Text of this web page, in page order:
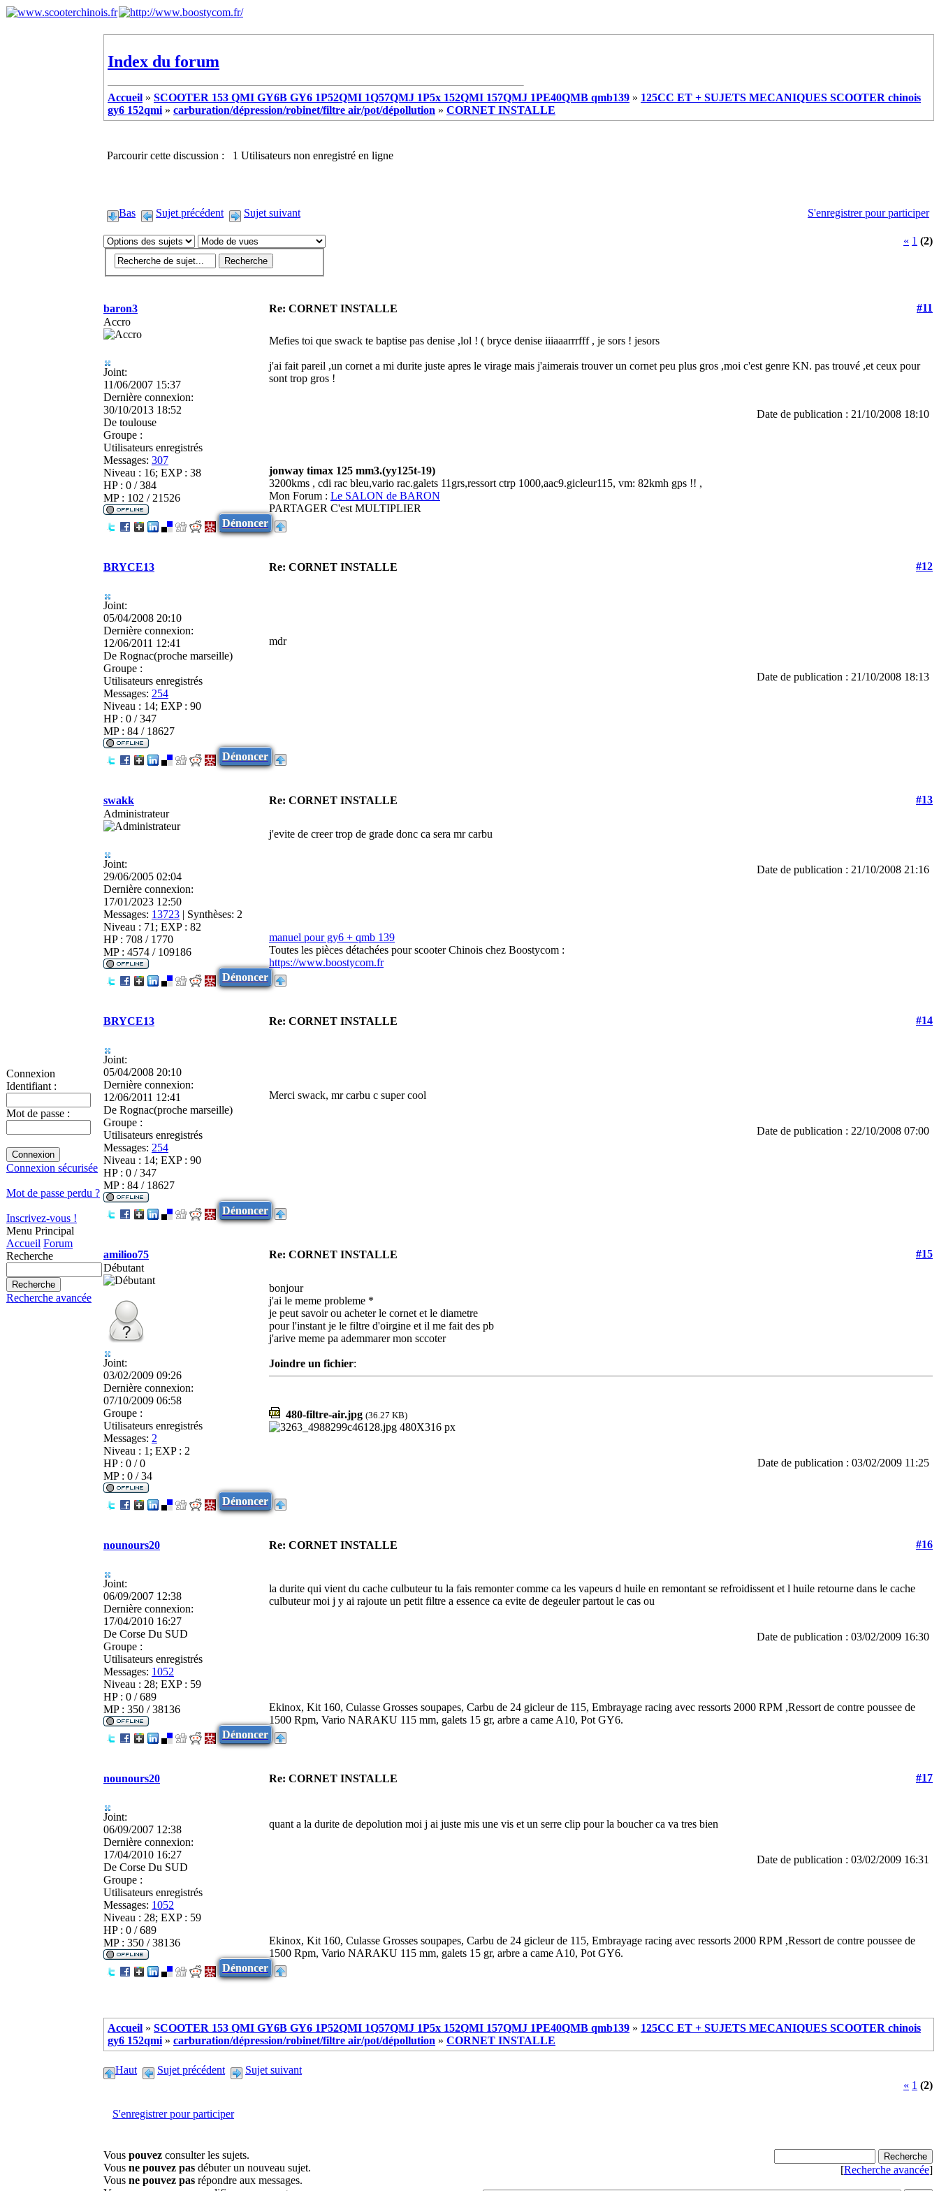
Connexion
Identifiant :
Mot de passe :
Connexion sécurisée
Mot de passe perdu ?
Inscrivez-vous !
Menu Principal
Accueil Forum
Recherche
Recherche avancée
Index du forum
Accueil » SCOOTER 153 QMI GY6B GY6 1P52QMI 1Q57QMJ 1P5x 152QMI 157QMJ 1PE40QMB qmb139 » 125CC ET + SUJETS MECANIQUES SCOOTER chinois
gy6 152qmi » carburation/dépression/robinet/filtre air/pot/dépollution » CORNET INSTALLE
Parcourir cette discussion : 1 Utilisateurs non enregistré en ligne
Bas Sujet précédent Sujet suivant S'enregistrer pour participer
« 1 (2)
baron3 Re: CORNET INSTALLE
#11
Accro
Joint:
11/06/2007 15:37
Dernière connexion:
30/10/2013 18:52
De toulouse
Groupe :
Utilisateurs enregistrés
Messages: 307
Niveau : 16; EXP : 38
HP : 0 / 384
MP : 102 / 21526
Mefies toi que swack te baptise pas denise ,lol ! ( bryce denise iiiaaarrrfff , je sors ! jesors
j'ai fait pareil ,un cornet a mi durite juste apres le virage mais j'aimerais trouver un cornet peu plus gros ,moi c'est genre KN. pas trouvé ,et ceux pour
sont trop gros !
Date de publication : 21/10/2008 18:10
jonway timax 125 mm3.(yy125t-19)
3200kms , cdi rac bleu,vario rac.galets 11grs,ressort ctrp 1000,aac9.gicleur115, vm: 82kmh gps !! ,
Mon Forum : Le SALON de BARON
PARTAGER C'est MULTIPLIER
Dénoncer
BRYCE13 Re: CORNET INSTALLE #12
Joint:
05/04/2008 20:10
Dernière connexion:
12/06/2011 12:41
De Rognac(proche marseille)
Groupe :
Utilisateurs enregistrés
Messages: 254
Niveau : 14; EXP : 90
HP : 0 / 347
MP : 84 / 18627
mdr
Date de publication : 21/10/2008 18:13
Dénoncer
swakk Re: CORNET INSTALLE
#13
Administrateur
Joint:
29/06/2005 02:04
Dernière connexion:
17/01/2023 12:50
Messages: 13723 | Synthèses: 2
Niveau : 71; EXP : 82
HP : 708 / 1770
MP : 4574 / 109186
j'evite de creer trop de grade donc ca sera mr carbu
Date de publication : 21/10/2008 21:16
manuel pour gy6 + qmb 139
Toutes les pièces détachées pour scooter Chinois chez Boostycom :
https://www.boostycom.fr
Dénoncer
BRYCE13 Re: CORNET INSTALLE #14
Joint:
05/04/2008 20:10
Dernière connexion:
12/06/2011 12:41
De Rognac(proche marseille)
Groupe :
Utilisateurs enregistrés
Messages: 254
Niveau : 14; EXP : 90
HP : 0 / 347
MP : 84 / 18627
Merci swack, mr carbu c super cool
Date de publication : 22/10/2008 07:00
Dénoncer
amilioo75 Re: CORNET INSTALLE
#15
Débutant
Joint:
03/02/2009 09:26
Dernière connexion:
07/10/2009 06:58
Groupe :
Utilisateurs enregistrés
Messages: 2
Niveau : 1; EXP : 2
HP : 0 / 0
MP : 0 / 34
bonjour
j'ai le meme probleme *
je peut savoir ou acheter le cornet et le diametre
pour l'instant je le filtre d'oirgine et il me fait des pb
j'arive meme pa ademmarer mon sccoter
Joindre un fichier:
480-filtre-air.jpg (36.27 KB)
Date de publication : 03/02/2009 11:25
Dénoncer
nounours20 Re: CORNET INSTALLE #16
Joint:
06/09/2007 12:38
Dernière connexion:
17/04/2010 16:27
De Corse Du SUD
Groupe :
Utilisateurs enregistrés
Messages: 1052
Niveau : 28; EXP : 59
HP : 0 / 689
MP : 350 / 38136
la durite qui vient du cache culbuteur tu la fais remonter comme ca les vapeurs d huile en remontant se refroidissent et l huile retourne dans le cache
culbuteur moi j y ai rajoute un petit filtre a essence ca evite de degeuler partout le cas ou
Date de publication : 03/02/2009 16:30
Ekinox, Kit 160, Culasse Grosses soupapes, Carbu de 24 gicleur de 115, Embrayage racing avec ressorts 2000 RPM ,Ressort de contre poussee de
1500 Rpm, Vario NARAKU 115 mm, galets 15 gr, arbre a came A10, Pot GY6.
Dénoncer
nounours20 Re: CORNET INSTALLE #17
Joint:
06/09/2007 12:38
Dernière connexion:
17/04/2010 16:27
De Corse Du SUD
Groupe :
Utilisateurs enregistrés
Messages: 1052
Niveau : 28; EXP : 59
HP : 0 / 689
MP : 350 / 38136
quant a la durite de depolution moi j ai juste mis une vis et un serre clip pour la boucher ca va tres bien
Date de publication : 03/02/2009 16:31
Ekinox, Kit 160, Culasse Grosses soupapes, Carbu de 24 gicleur de 115, Embrayage racing avec ressorts 2000 RPM ,Ressort de contre poussee de
1500 Rpm, Vario NARAKU 115 mm, galets 15 gr, arbre a came A10, Pot GY6.
Dénoncer
Accueil » SCOOTER 153 QMI GY6B GY6 1P52QMI 1Q57QMJ 1P5x 152QMI 157QMJ 1PE40QMB qmb139 » 125CC ET + SUJETS MECANIQUES SCOOTER chinois
gy6 152qmi » carburation/dépression/robinet/filtre air/pot/dépollution » CORNET INSTALLE
Haut Sujet précédent
Sujet suivant
« 1 (2)
S'enregistrer pour participer
Vous pouvez consulter les sujets.
Vous ne pouvez pas débuter un nouveau sujet.
Vous ne pouvez pas répondre aux messages.
[Recherche avancée]